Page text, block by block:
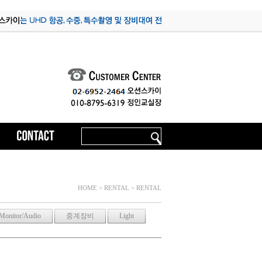
HOME > RENTAL > RENTAL
Audio 중계장비
Light